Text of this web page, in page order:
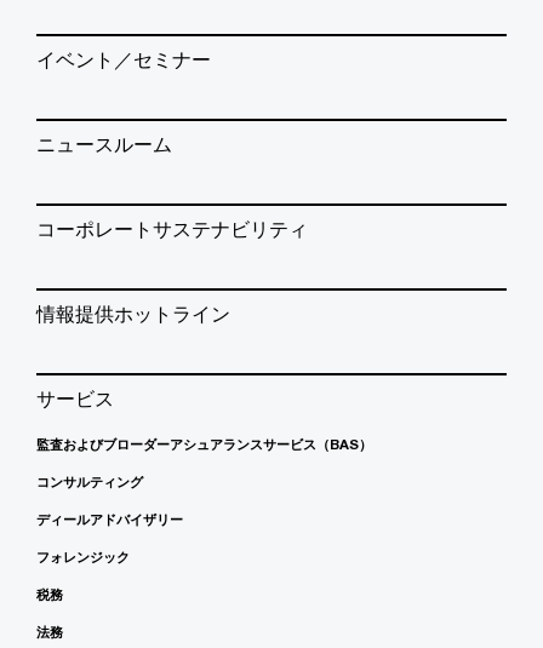
イベント／セミナー
ニュースルーム
コーポレートサステナビリティ
情報提供ホットライン
サービス
監査およびブローダーアシュアランスサービス（BAS）
コンサルティング
ディールアドバイザリー
フォレンジック
税務
法務